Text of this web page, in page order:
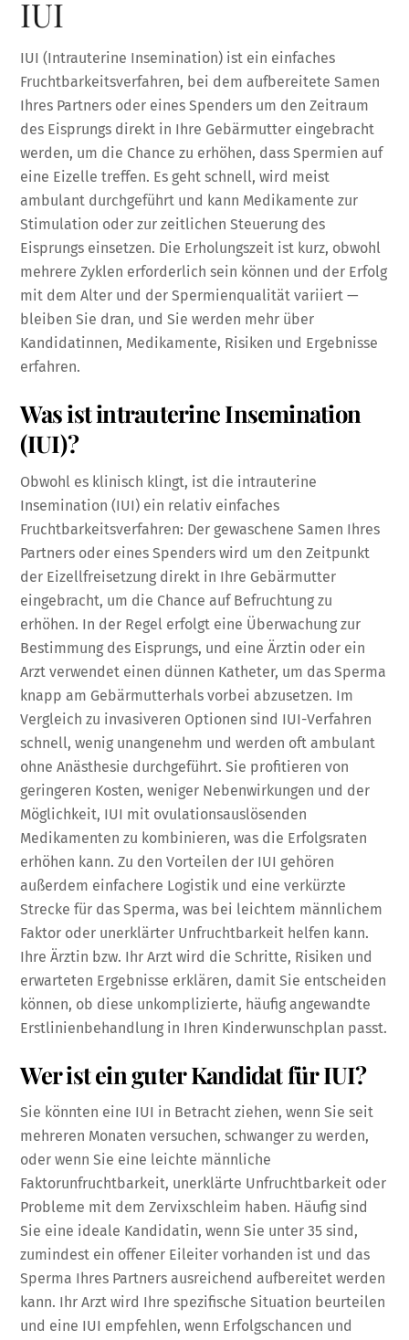
IUI
IUI (Intrauterine Insemination) ist ein einfaches
Fruchtbarkeitsverfahren, bei dem aufbereitete Samen
Ihres Partners oder eines Spenders um den Zeitraum
des Eisprungs direkt in Ihre Gebärmutter eingebracht
werden, um die Chance zu erhöhen, dass Spermien auf
eine Eizelle treffen. Es geht schnell, wird meist
ambulant durchgeführt und kann Medikamente zur
Stimulation oder zur zeitlichen Steuerung des
Eisprungs einsetzen. Die Erholungszeit ist kurz, obwohl
mehrere Zyklen erforderlich sein können und der Erfolg
mit dem Alter und der Spermienqualität variiert —
bleiben Sie dran, und Sie werden mehr über
Kandidatinnen, Medikamente, Risiken und Ergebnisse
erfahren.
Was ist intrauterine Insemination
(IUI)?
Obwohl es klinisch klingt, ist die intrauterine
Insemination (IUI) ein relativ einfaches
Fruchtbarkeitsverfahren: Der gewaschene Samen Ihres
Partners oder eines Spenders wird um den Zeitpunkt
der Eizellfreisetzung direkt in Ihre Gebärmutter
eingebracht, um die Chance auf Befruchtung zu
erhöhen. In der Regel erfolgt eine Überwachung zur
Bestimmung des Eisprungs, und eine Ärztin oder ein
Arzt verwendet einen dünnen Katheter, um das Sperma
knapp am Gebärmutterhals vorbei abzusetzen. Im
Vergleich zu invasiveren Optionen sind IUI-Verfahren
schnell, wenig unangenehm und werden oft ambulant
ohne Anästhesie durchgeführt. Sie profitieren von
geringeren Kosten, weniger Nebenwirkungen und der
Möglichkeit, IUI mit ovulationsauslösenden
Medikamenten zu kombinieren, was die Erfolgsraten
erhöhen kann. Zu den Vorteilen der IUI gehören
außerdem einfachere Logistik und eine verkürzte
Strecke für das Sperma, was bei leichtem männlichem
Faktor oder unerklärter Unfruchtbarkeit helfen kann.
Ihre Ärztin bzw. Ihr Arzt wird die Schritte, Risiken und
erwarteten Ergebnisse erklären, damit Sie entscheiden
können, ob diese unkomplizierte, häufig angewandte
Erstlinienbehandlung in Ihren Kinderwunschplan passt.
Wer ist ein guter Kandidat für IUI?
Sie könnten eine IUI in Betracht ziehen, wenn Sie seit
mehreren Monaten versuchen, schwanger zu werden,
oder wenn Sie eine leichte männliche
Faktorunfruchtbarkeit, unerklärte Unfruchtbarkeit oder
Probleme mit dem Zervixschleim haben. Häufig sind
Sie eine ideale Kandidatin, wenn Sie unter 35 sind,
zumindest ein offener Eileiter vorhanden ist und das
Sperma Ihres Partners ausreichend aufbereitet werden
kann. Ihr Arzt wird Ihre spezifische Situation beurteilen
und eine IUI empfehlen, wenn Erfolgschancen und